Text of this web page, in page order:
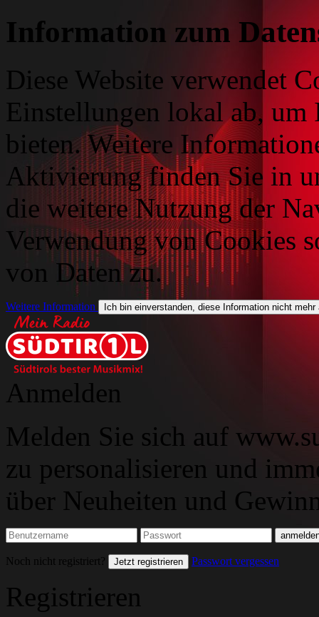
Information zum
Diese Website verwendet
Einstellungen lokal ab, um
bieten. Weitere
Aktivierung finden Sie in
die weitere Nutzung der
Verwendung von Cookies
von Daten zu.
Weitere Information Ich bin einverstanden, diese Information nicht mehr
Anmelden
Melden Sie sich auf
zu personalisieren und
über Neuheiten und
Noch nicht registriert? Jetzt registrieren Passwort vergessen
Registrieren